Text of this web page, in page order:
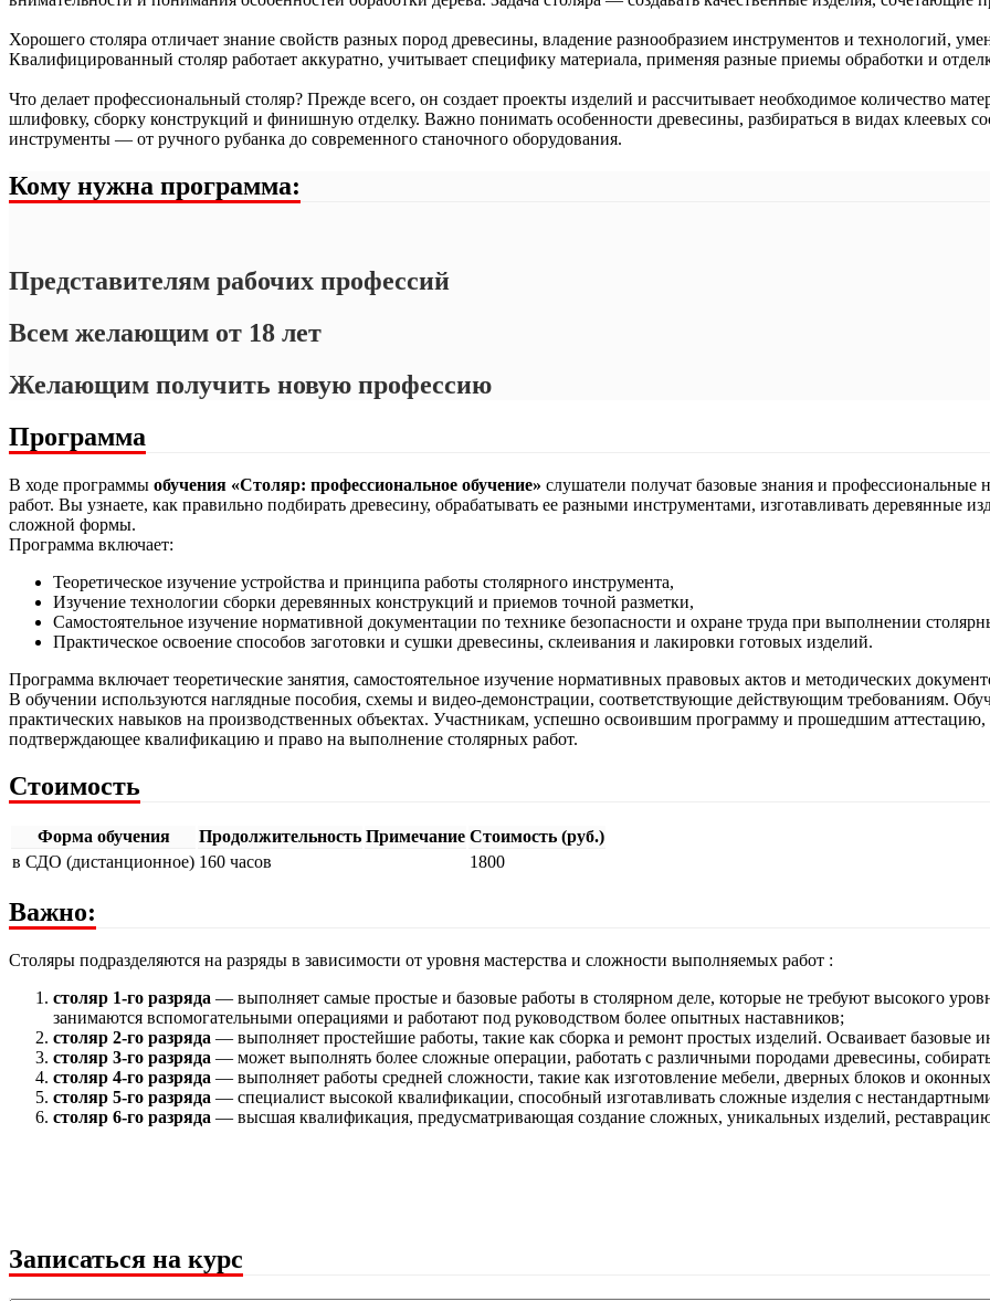
Антитеррористическая защищенность
Экологическая безопасность
Обеспечение безопасности дорожного движения
Управление персоналом
Хорошего столяра отличает знание свойств разных пород древесины, владение разнообразием инструментов и технологий,
Квалифицированный столяр работает аккуратно, учитывает специфику материала, применяя разные приемы обработки и
Что делает профессиональный столяр? Прежде всего, он создает проекты изделий и рассчитывает необходимое количество
шлифовку, сборку конструкций и финишную отделку. Важно понимать особенности древесины, разбираться в видах клеевых
инструменты — от ручного рубанка до современного станочного оборудования.
Кому нужна программа:
Представителям рабочих профессий
Всем желающим от 18 лет
Желающим получить новую профессию
Программа
В ходе программы обучения «Столяр: профессиональное обучение» слушатели получат базовые знания и
работ. Вы узнаете, как правильно подбирать древесину, обрабатывать ее разными инструментами, изготавливать деревянные
сложной формы.
Программа включает:
Теоретическое изучение устройства и принципа работы столярного инструмента,
Изучение технологии сборки деревянных конструкций и приемов точной разметки,
Самостоятельное изучение нормативной документации по технике безопасности и охране труда при выполнении
Практическое освоение способов заготовки и сушки древесины, склеивания и лакировки готовых изделий.
Программа включает теоретические занятия, самостоятельное изучение нормативных правовых актов и методических
В обучении используются наглядные пособия, схемы и видео-демонстрации, соответствующие действующим требованиям.
практических навыков на производственных объектах. Участникам, успешно освоившим программу и прошедшим аттестацию,
подтверждающее квалификацию и право на выполнение столярных работ.
Стоимость
Форма обучения Продолжительность Примечание Стоимость (руб.)
в СДО (дистанционное) 160 часов 1800
Важно:
Столяры подразделяются на разряды в зависимости от уровня мастерства и сложности выполняемых работ :
столяр 1-го разряда — выполняет самые простые и базовые работы в столярном деле, которые не требуют высокого
занимаются вспомогательными операциями и работают под руководством более опытных наставников;
столяр 2-го разряда — выполняет простейшие работы, такие как сборка и ремонт простых изделий. Осваивает базовые
столяр 3-го разряда — может выполнять более сложные операции, работать с различными породами древесины,
столяр 4-го разряда — выполняет работы средней сложности, такие как изготовление мебели, дверных блоков и
столяр 5-го разряда — специалист высокой квалификации, способный изготавливать сложные изделия с
столяр 6-го разряда — высшая квалификация, предусматривающая создание сложных, уникальных изделий,
Записаться на курс